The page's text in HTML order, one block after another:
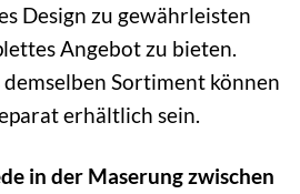
Design zu gewährleisten
Angebot zu bieten.
demselben Sortiment können
erhältlich sein.
in der Maserung zwischen